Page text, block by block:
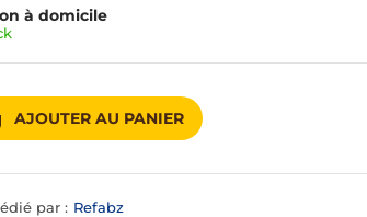
AJOUTER AU PANIER
à domicile
par : Refabz